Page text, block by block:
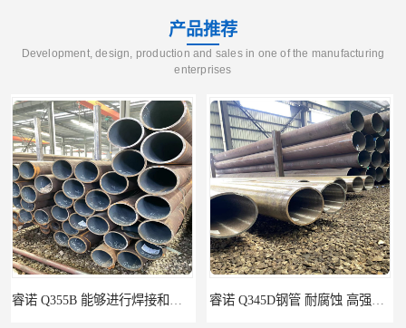
产品推荐
Development, design, production and sales in one of the manufacturing
enterprises